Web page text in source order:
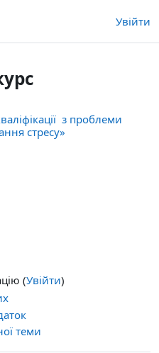
Увійти
з проблеми
стресу»
(Увійти)
теми